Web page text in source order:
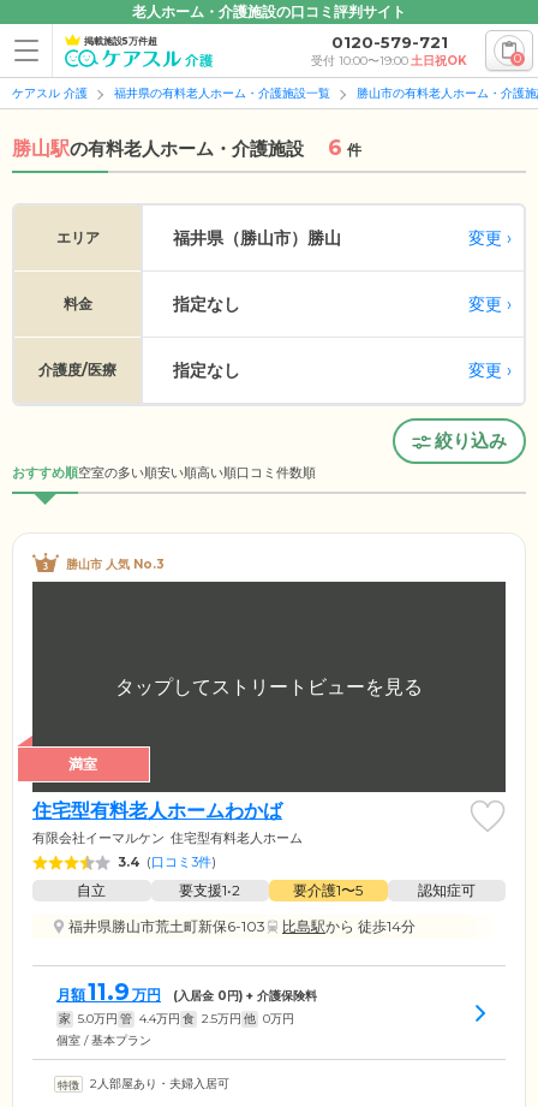
老人ホーム・介護施設の口コミ評判サイト
掲載施設5万件超 0120-579-721
受付 10:00〜19:00土日祝OK 0
ケアスル 介護 福井県の有料老人ホーム・介護施設一覧 勝山市の有料老人ホーム・介護
勝山駅の有料老人ホーム・介護施設 6 件
エリア 福井県（勝山市） 勝山 変更
料金 指定なし 変更
介護度/医療 指定なし 変更
絞り込み
おすすめ順空室の多い順安い順高い順口コミ件数順
勝山市 人気 No.3
満室
住宅型有料老人ホームわかば
有限会社イーマルケン 住宅型有料老人ホーム
3.4 (口コミ3件)
自立 要支援1•2 要介護1〜5
認知症可
福井県勝山市荒土町新保6-103
比島駅から 徒歩14分
月額11.9 万円 (入居金 0円) + 介護保険料
家 5.0万円 管 4.4万円 食 2.5万円 他 0万円
個室 / 基本プラン
2人部屋あり・夫婦入居可